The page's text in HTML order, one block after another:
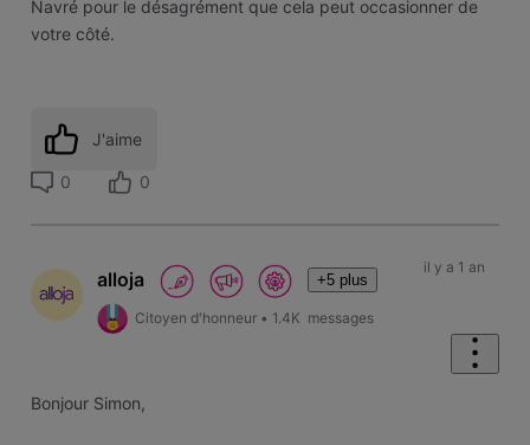
Navré pour le désagrément que cela peut occasionner de
votre côté.
J'aime
0 0
alloja +5 plus
Citoyen d'honneur • 1.4K messages
il y a 1 an
Bonjour Simon,